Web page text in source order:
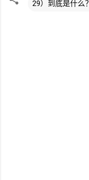
29）到底是什么？